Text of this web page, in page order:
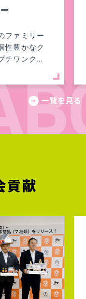
ファミリー
性豊かなク
チワンクの
一覧を見る
貢献